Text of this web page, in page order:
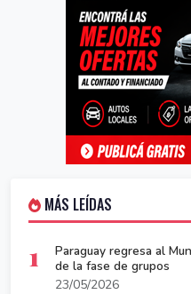
MÁS LEÍDAS
1
Paraguay regresa al
de la fase de grupos
23/05/2026